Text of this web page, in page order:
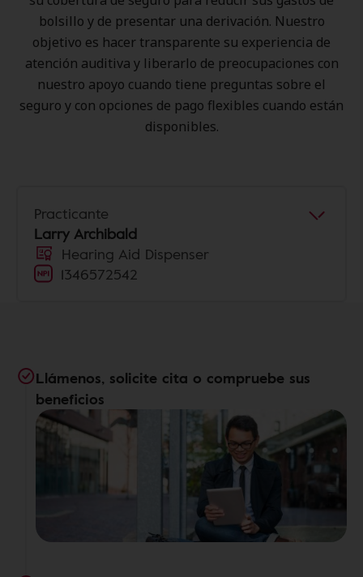
bolsillo y de presentar una derivación. Nuestro
objetivo es hacer transparente su experiencia de
atención auditiva y liberarlo de preocupaciones con
nuestro apoyo cuando tiene preguntas sobre el
seguro y con opciones de pago flexibles cuando están
disponibles.
Practicante
Larry Archibald
Hearing Aid Dispenser
1346572542
Llámenos, solicite cita o compruebe sus
beneficios